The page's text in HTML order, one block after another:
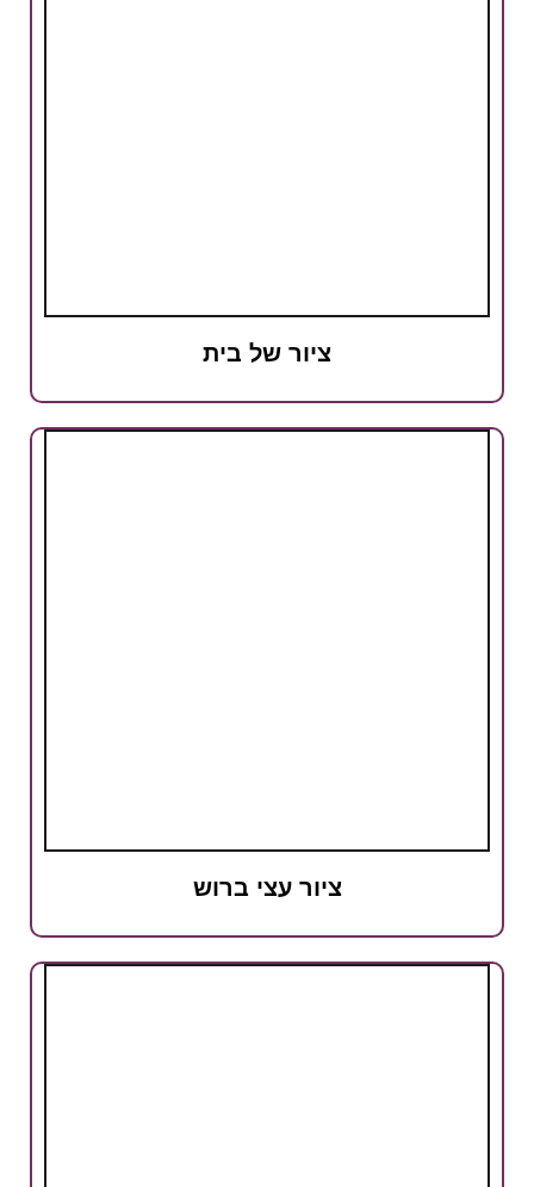
ציור של בית
ציור עצי ברוש